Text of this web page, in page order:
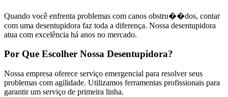
Quando você enfrenta problemas com canos obstru��dos, contar
com uma desentupidora faz toda a diferença. Nossa desentupidora
atua com excelência há anos no mercado.
Por Que Escolher Nossa Desentupidora?
Nossa empresa oferece serviço emergencial para resolver seus
problemas com agilidade. Utilizamos ferramentas profissionais para
garantir um serviço de primeira linha.